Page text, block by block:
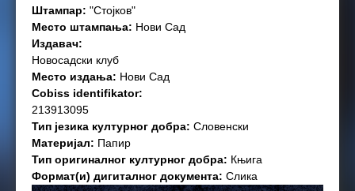
Штампар: "Стојков"
Место штампања: Нови Сад
Издавач:
Новосадски клуб
Место издања: Нови Сад
Cobiss identifikator:
213913095
Тип језика културног добра: Словенски
Материјал: Папир
Тип оригиналног културног добра: Књига
Формат(и) дигиталног документа: Слика